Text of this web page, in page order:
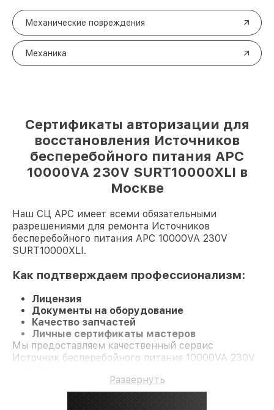
Механические повреждения
Механика
Сертификаты авторизации для
восстановления Источников
бесперебойного питания APC
10000VA 230V SURT10000XLI в
Москве
Наш СЦ APC имеет всеми обязательными
разрешениями для ремонта Источников
бесперебойного питания APC 10000VA 230V
SURT10000XLI.
Как подтверждаем профессионализм:
Лицензия
Документы на оборудование
Качество запчастей
Личные сертификаты мастеров
Мы предоставляем качественный сервис
Источник бесперебойного питания 10000VA 230V
Развернуть